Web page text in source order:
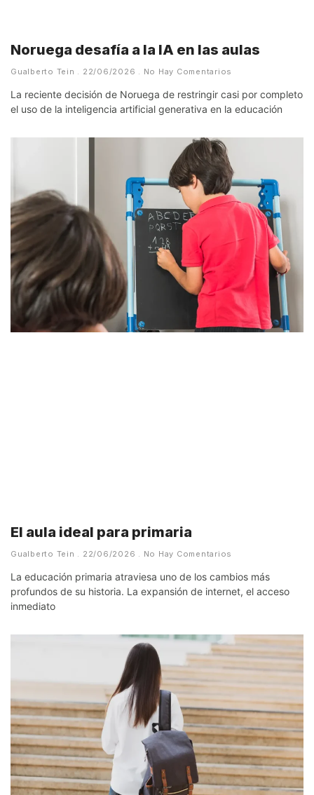
Noruega desafía a la IA en las aulas
Gualberto Tein 22/06/2026 No Hay Comentarios
La reciente decisión de Noruega de restringir casi por completo
el uso de la inteligencia artificial generativa en la educación
El aula ideal para primaria
Gualberto Tein 22/06/2026 No Hay Comentarios
La educación primaria atraviesa uno de los cambios más
profundos de su historia. La expansión de internet, el acceso
inmediato